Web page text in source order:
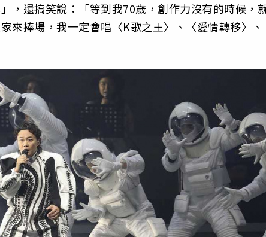
，還搞笑說：「等到我70歲，創作力沒有的時候，
來捧場，我一定會唱〈K歌之王〉、〈愛情轉移〉、